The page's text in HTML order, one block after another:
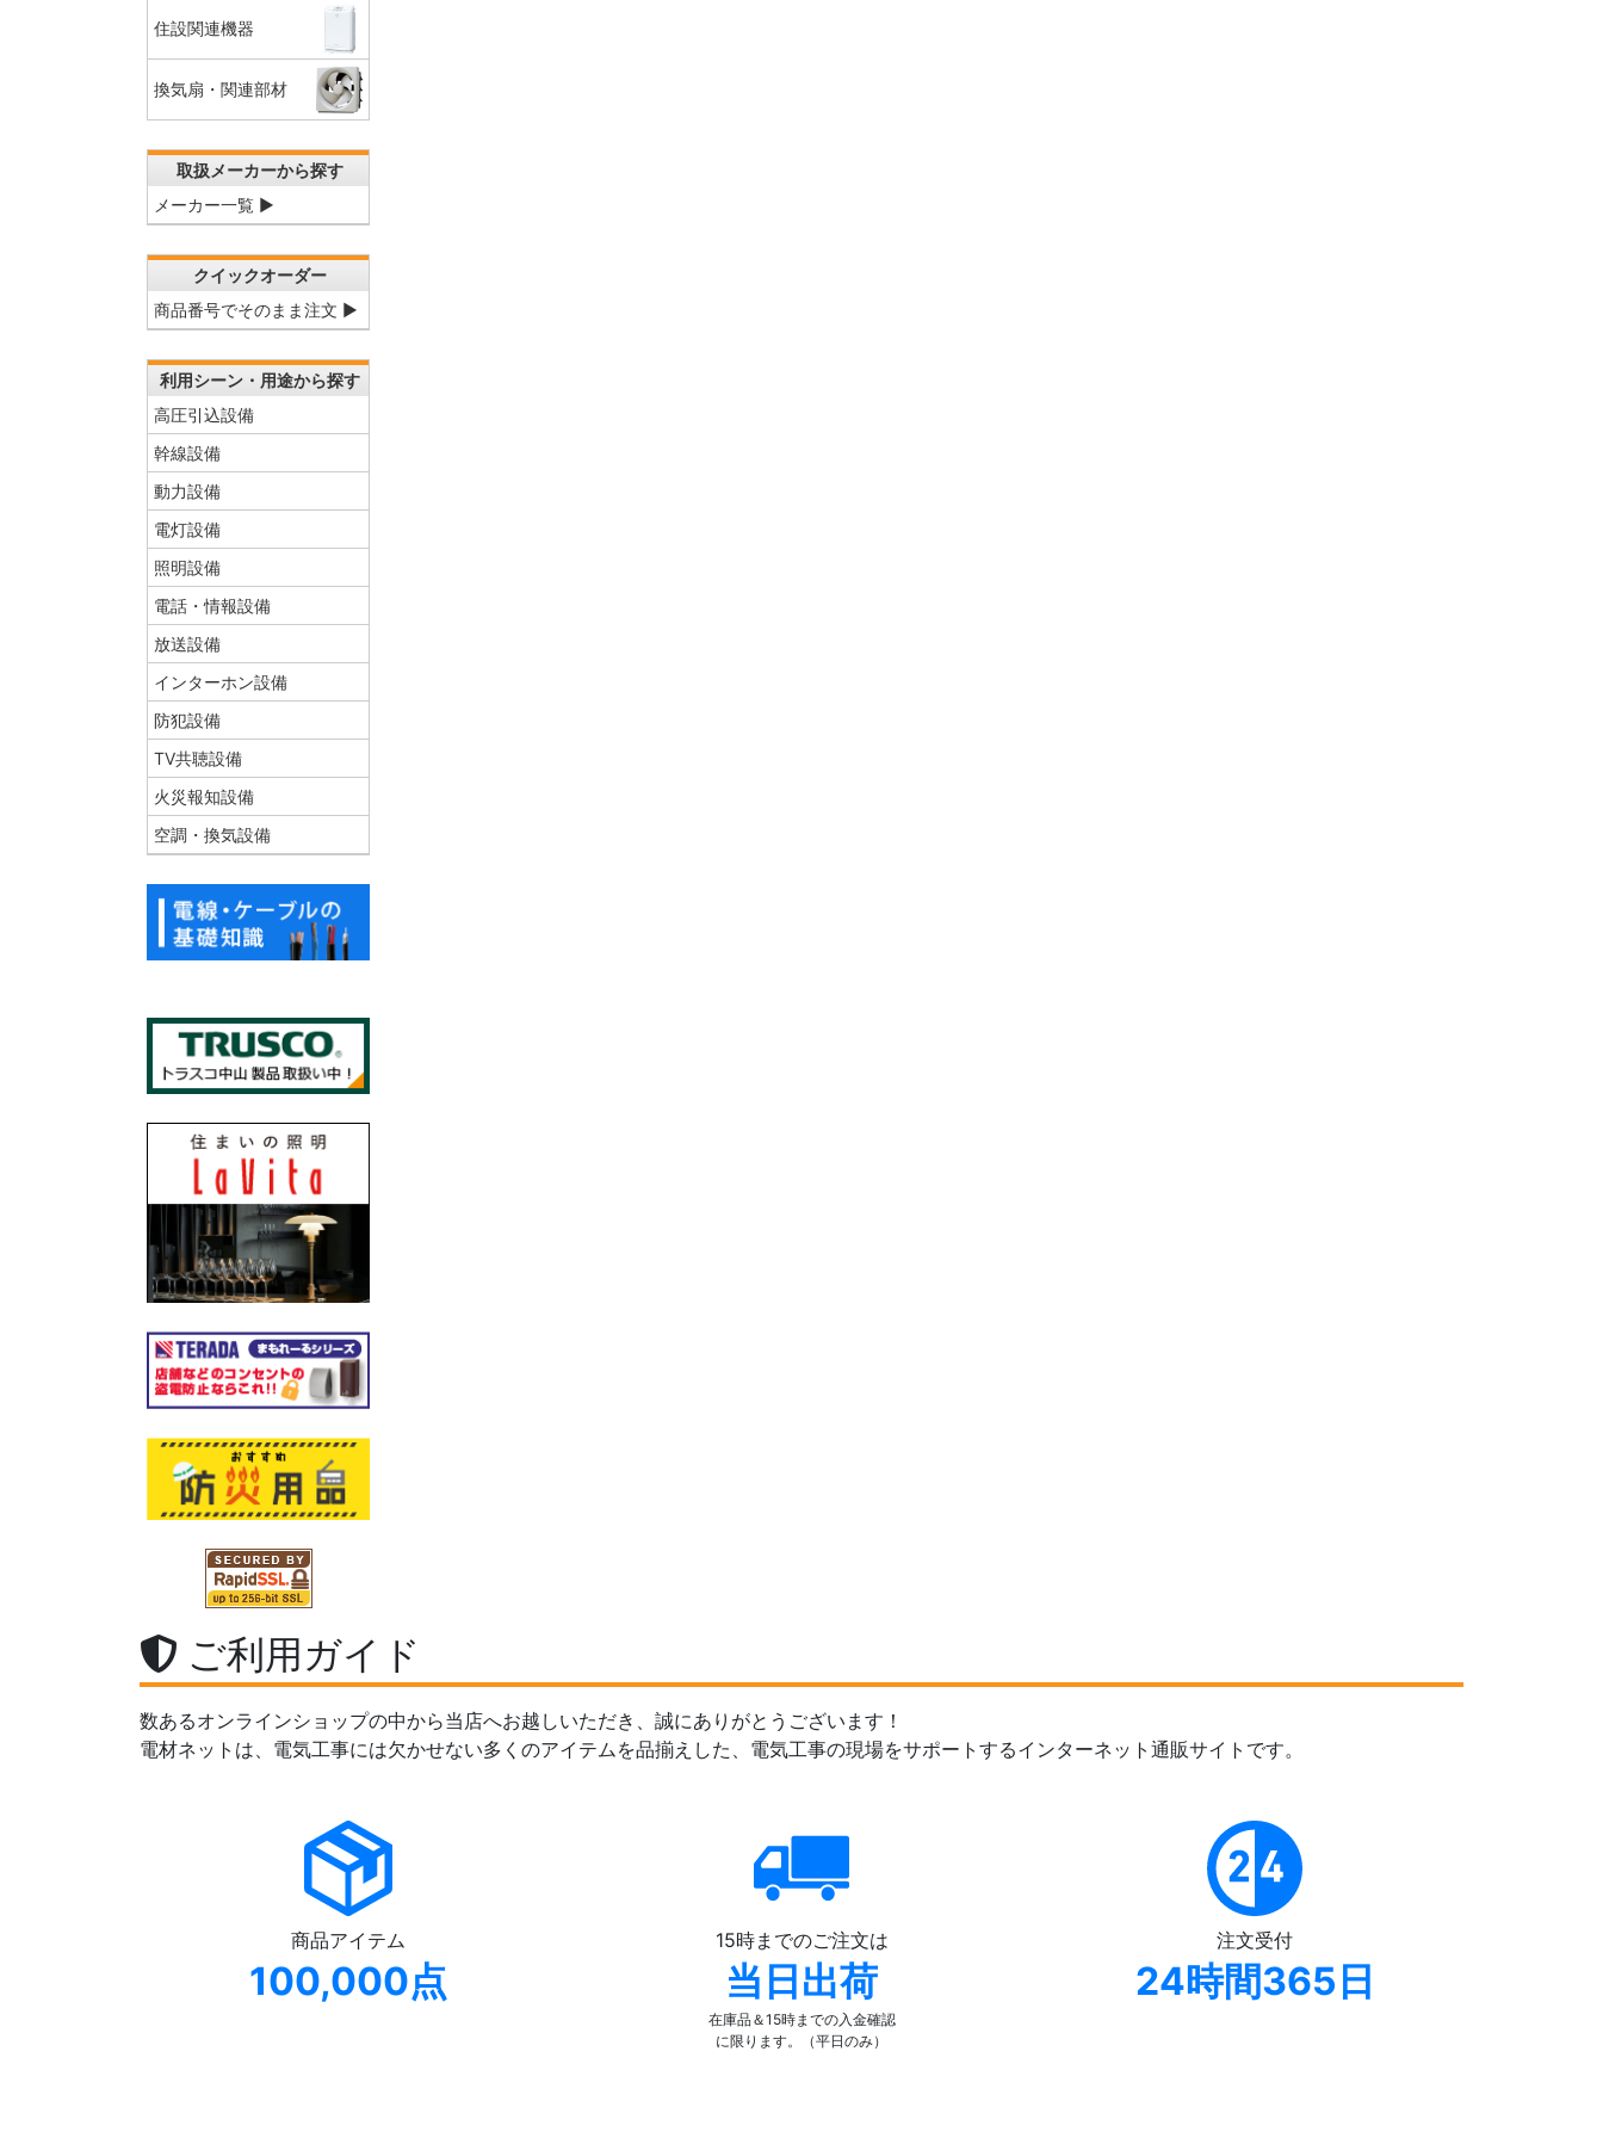
住設関連機器
換気扇・関連部材
取扱メーカーから探す
メーカー一覧 ▶
クイックオーダー
商品番号でそのまま注文 ▶
利用シーン・用途から探す
高圧引込設備
幹線設備
動力設備
電灯設備
照明設備
電話・情報設備
放送設備
インターホン設備
防犯設備
TV共聴設備
火災報知設備
空調・換気設備
ご利用ガイド
数あるオンラインショップの中から当店へお越しいただき、誠にありがとうございます！
電材ネットは、電気工事には欠かせない多くのアイテムを品揃えした、電気工事の現場をサポートするインターネット通販サイトです。
商品アイテム
100,000点
15時までのご注文は
当日出荷
在庫品＆15時までの入金確認
に限ります。（平日のみ）
注文受付
24時間365日